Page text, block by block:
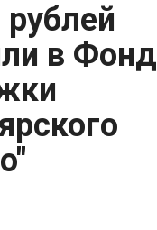
в Фонд